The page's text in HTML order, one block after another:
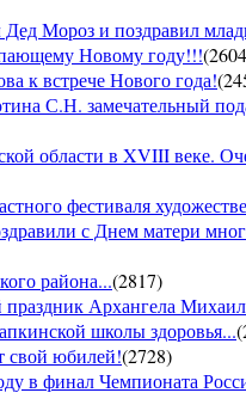
Дед Мороз и поздравил
Новому году!!!(2604
к встрече Нового года!(
С.Н. замечательный
области в XVIII веке.
фестиваля
с Днем матери
района...(2817)
Архангела
школы здоровья...(
свой юбилей!(2728)
в финал Чемпионата